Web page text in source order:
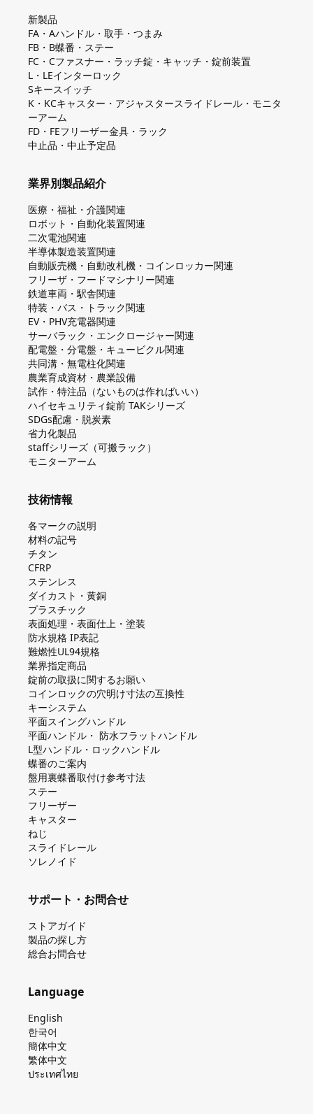
新製品
FA・Aハンドル・取手・つまみ
FB・B蝶番・ステー
FC・Cファスナー・ラッチ錠・キャッチ・錠前装置
L・LEインターロック
Sキースイッチ
K・KCキャスター・アジャスタースライドレール・モニタ
ーアーム
FD・FEフリーザー金具・ラック
中止品・中止予定品
業界別製品紹介
医療・福祉・介護関連
ロボット・自動化装置関連
二次電池関連
半導体製造装置関連
自動販売機・自動改札機・コインロッカー関連
フリーザ・フードマシナリー関連
鉄道車両・駅舎関連
特装・バス・トラック関連
EV・PHV充電器関連
サーバラック・エンクロージャー関連
配電盤・分電盤・キュービクル関連
共同溝・無電柱化関連
農業育成資材・農業設備
試作・特注品（ないものは作ればいい）
ハイセキュリティ錠前 TAKシリーズ
SDGs配慮・脱炭素
省力化製品
staffシリーズ（可搬ラック）
モニターアーム
技術情報
各マークの説明
材料の記号
チタン
CFRP
ステンレス
ダイカスト・⻩銅
プラスチック
表面処理・表面仕上・塗装
防⽔規格 IP表記
難燃性UL94規格
業界指定商品
錠前の取扱に関するお願い
コインロックの⽳明け⼨法の互換性
キーシステム
平⾯スイングハンドル
平⾯ハンドル・ 防⽔フラットハンドル
L型ハンドル・ロックハンドル
蝶番のご案内
盤⽤裏蝶番取付け参考⼨法
ステー
フリーザー
キャスター
ねじ
スライドレール
ソレノイド
サポート・お問合せ
ストアガイド
製品の探し⽅
総合お問合せ
Language
English
한국어
簡体中文
繁体中文
ประเทศไทย